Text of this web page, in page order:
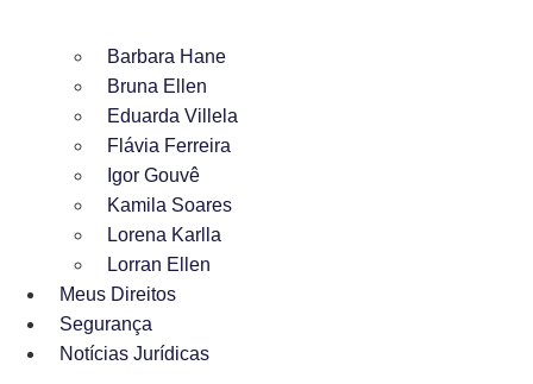
Barbara Hane
Bruna Ellen
Eduarda Villela
Flávia Ferreira
Igor Gouvê
Kamila Soares
Lorena Karlla
Lorran Ellen
Meus Direitos
Segurança
Notícias Jurídicas